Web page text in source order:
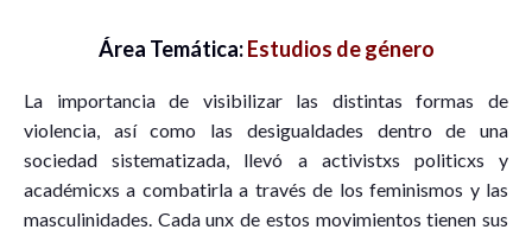
Área Temática:Estudios de género
La importancia de visibilizar las distintas formas de
violencia, así como las desigualdades dentro de una
sociedad sistematizada, llevó a activistxs politicxs y
académicxs a combatirla a través de los feminismos y las
masculinidades. Cada unx de estos movimientos tienen sus